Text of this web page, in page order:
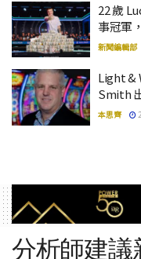
22 歲
事冠軍
新聞編輯部
Light &
Smith
本思齊
分析師建議